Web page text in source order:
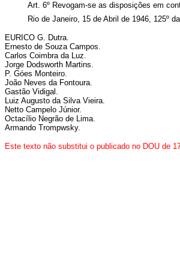
Art. 6º Revogam-se as disposições em
Rio de Janeiro, 15 de Abril de 1946, 125º
EURICO G. Dutra.
Ernesto de Souza Campos.
Carlos Coimbra da Luz.
Jorge Dodsworth Martins.
P. Góes Monteiro.
João Neves da Fontoura.
Gastão Vidigal.
Luiz Augusto da Silva Vieira.
Netto Campelo Júnior.
Octacílio Negrão de Lima.
Armando Trompwsky.
Este texto não substitui o publicado no DOU de